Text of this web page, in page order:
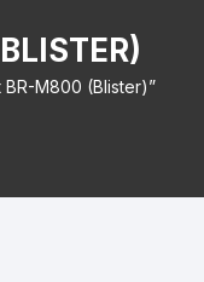
M800 (Blister)”